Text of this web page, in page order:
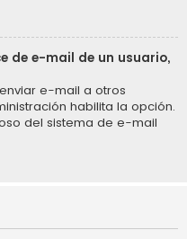
de e-mail de un usuario,
e-mail a otros
habilita la opción.
del sistema de e-mail